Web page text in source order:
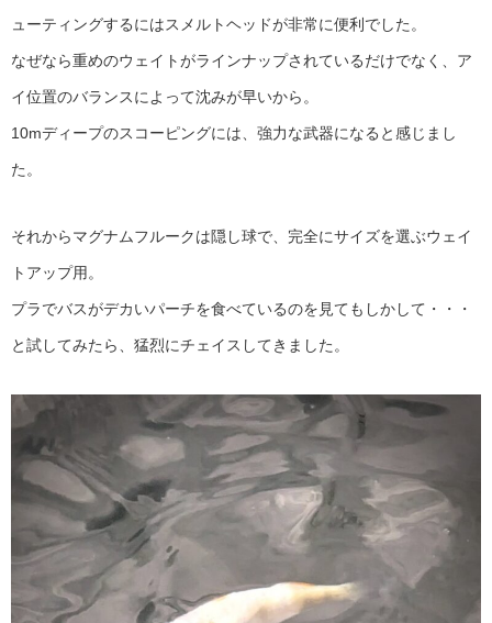
ューティングするにはスメルトヘッドが非常に便利でした。
なぜなら重めのウェイトがラインナップされているだけでなく、ア
イ位置のバランスによって沈みが早いから。
10mディープのスコーピングには、強力な武器になると感じまし
た。
それからマグナムフルークは隠し球で、完全にサイズを選ぶウェイ
トアップ用。
プラでバスがデカいパーチを食べているのを見てもしかして・・・
と試してみたら、猛烈にチェイスしてきました。